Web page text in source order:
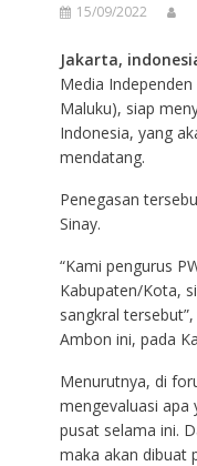
15/09/2022
Jakarta,
Media
Maluku), siap
Indonesia, yang
mendatang.
Penegasan
Sinay.
“Kami pengurus
Kabupaten/Kota,
sangkral
Ambon ini, pada
Menurutnya, di
mengevaluasi apa
pusat selama ini.
maka akan dibuat